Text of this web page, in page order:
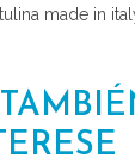
made in